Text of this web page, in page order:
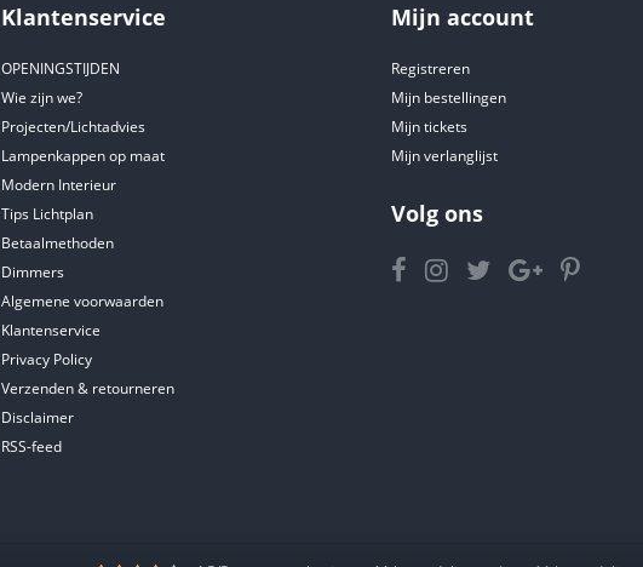
Klantenservice
OPENINGSTIJDEN
Wie zijn we?
Projecten/Lichtadvies
Lampenkappen op maat
Modern Interieur
Tips Lichtplan
Betaalmethoden
Dimmers
Algemene voorwaarden
Klantenservice
Privacy Policy
Verzenden & retourneren
Disclaimer
RSS-feed
Mijn account
Registreren
Mijn bestellingen
Mijn tickets
Mijn verlanglijst
Volg ons